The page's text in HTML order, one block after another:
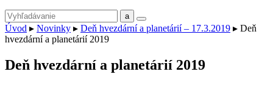
Úvod ▸ Novinky ▸ Deň hvezdární a planetárií – 17.3.2019 ▸ Deň
hvezdární a planetárií 2019
Deň hvezdární a planetárií 2019